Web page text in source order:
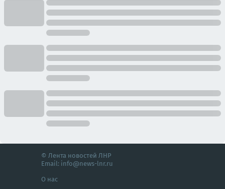
© Лента новостей ЛНР
Email: info@news-lnr.ru
О нас